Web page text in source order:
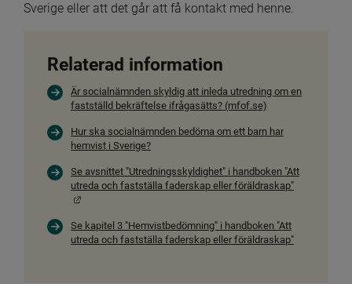
Sverige eller att det går att få kontakt med henne.
Relaterad information
Är socialnämnden skyldig att inleda utredning om en
fastställd bekräftelse ifrågasätts? (mfof.se)
Hur ska socialnämnden bedöma om ett barn har
hemvist i Sverige?
Se avsnittet "Utredningsskyldighet" i handboken "Att
utreda och fastställa faderskap eller föräldraskap"
Se kapitel 3 "Hemvistbedömning" i handboken "Att
utreda och fastställa faderskap eller föräldraskap"